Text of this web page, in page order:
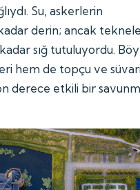
Su, askerlerin
derin; ancak
sığ tutuluyordu.
hem de topçu ve
derece etkili bir